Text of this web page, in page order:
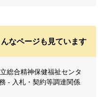
なページも見ています
総合精神保健福祉センタ
- 入札・契約等調達関係